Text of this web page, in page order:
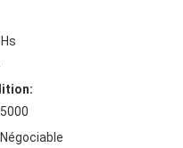
5000
Négociable